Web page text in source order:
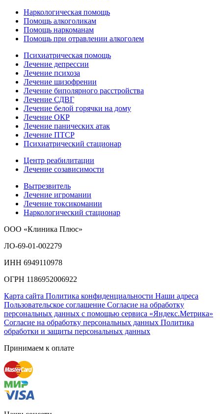
Наркологическая помощь
Помощь алкоголикам
Помощь наркоманам
Помощь при отравлении алкоголем
Психиатрическая помощь
Лечение депрессии
Лечение психоза
Лечение шизофрении
Лечение биполярного расстройства
Лечение СДВГ
Лечение белой горячки на дому
Лечение ОКР
Лечение панических атак
Лечение ПТСР
Психиатрический стационар
Центр реабилитации
Лечение созависимости
Вытрезвитель
Лечение игромании
Лечение токсикомании
Наркологический стационар
ООО «Клиника Плюс»
ЛО-69-01-002279
ИНН 6949110978
ОГРН 1186952006922
Карта сайта Политика конфиденциальности Наши адреса
Пользовательское соглашение Согласие на обработку
персональных данных с помощью сервиса «Яндекс.Метрика»
Согласие на обработку персональных данных Политика
обработки и защиты персональных данных
Принимаем к оплате